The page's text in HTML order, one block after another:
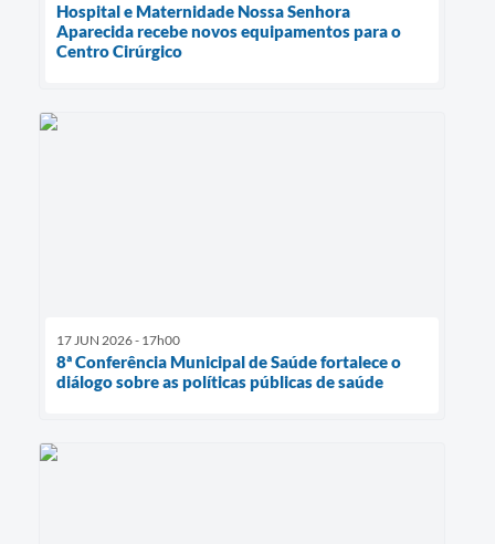
Hospital e Maternidade Nossa Senhora
Aparecida recebe novos equipamentos para o
Centro Cirúrgico
17 JUN 2026 - 17h00
8ª Conferência Municipal de Saúde fortalece o
diálogo sobre as políticas públicas de saúde